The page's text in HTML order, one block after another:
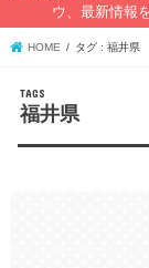
ウ、最新情報
HOME タグ : 福井県
福井県